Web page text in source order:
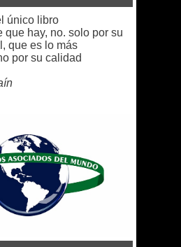
único libro
que hay, no. solo por su
que es lo más
por su calidad